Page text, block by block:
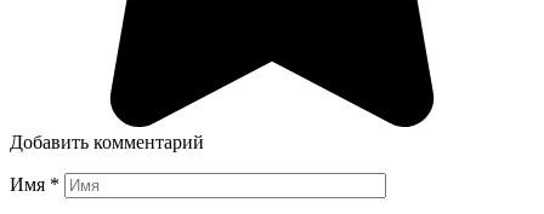
Добавить комментарий
Имя *